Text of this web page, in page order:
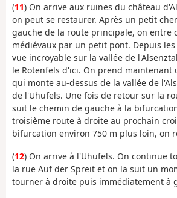
(11) On arrive aux ruines du château
on peut se restaurer. Après un petit
gauche de la route principale, on entre
médiévaux par un petit pont. Depuis
vue incroyable sur la vallée de
le Rotenfels d'ici. On prend maintenant
qui monte au-dessus de la vallée de
de l'Uhufels. Une fois de retour sur la
suit le chemin de gauche à la
troisième route à droite au prochain
bifurcation environ 750 m plus loin, on
(12) On arrive à l'Uhufels. On continue
la rue Auf der Spreit et on la suit un
tourner à droite puis immédiatement à